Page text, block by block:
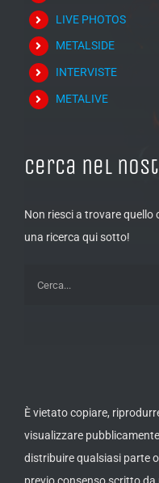
LIVE PHOTOS
METALSIDE
INTERVISTE
METALIVE
Cerca nel
Non riesci a trovare quello
una ricerca qui sotto!
È vietato copiare,
visualizzare
distribuire qualsiasi parte